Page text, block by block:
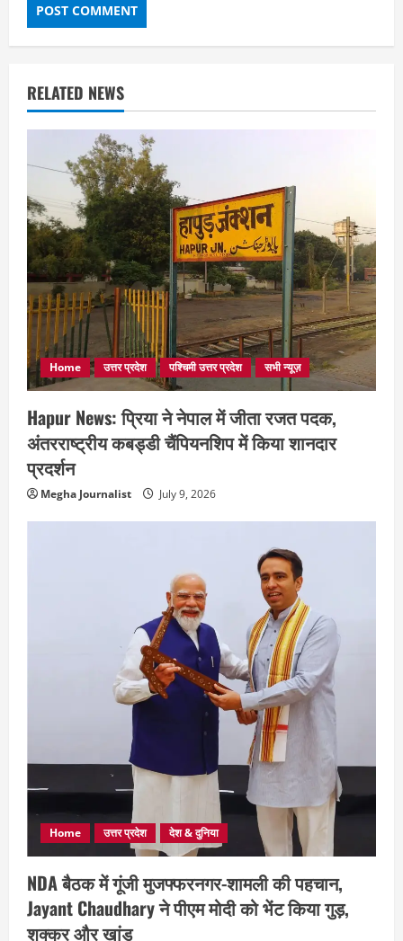
RELATED NEWS
Home उत्तर प्रदेश पश्चिमी उत्तर प्रदेश सभी न्यूज़
Hapur News: प्रिया ने नेपाल में जीता रजत पदक,
अंतरराष्ट्रीय कबड्डी चैंपियनशिप में किया शानदार
प्रदर्शन
Megha Journalist July 9, 2026
Home उत्तर प्रदेश देश & दुनिया
NDA बैठक में गूंजी मुजफ्फरनगर-शामली की पहचान,
Jayant Chaudhary ने पीएम मोदी को भेंट किया गुड़,
शक्कर और खांड